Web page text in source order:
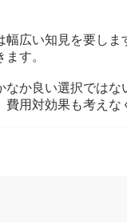
幅広い知見を要し
す。
か良い選択ではな
用対効果も考え